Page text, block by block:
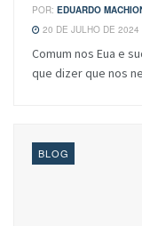
POR: EDUARDO
20 DE JULHO DE
Comum nos Eua e
que dizer que nos
BLOG